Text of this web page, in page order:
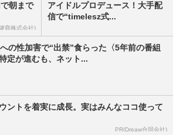
朝まで
商株式会社)
アイドルプロデュース！大手配
信で“timelesz式...
の性加害で“出禁”食らった〈5年前の番組
定が進むも、ネット...
ントを着実に成長。実はみんなココ使って
PR(Dreaw合同会社)